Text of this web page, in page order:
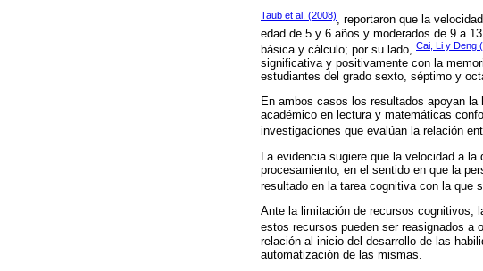
Taub et al. (2008), reportaron que la
edad de 5 y 6 años y moderados de 9 a
básica y cálculo; por su lado, Cai, Li y Deng
significativa y positivamente con la
estudiantes del grado sexto, séptimo y
En ambos casos los resultados apoyan
académico en lectura y matemáticas
investigaciones que evalúan la relación
La evidencia sugiere que la velocidad a
procesamiento, en el sentido en que la
resultado en la tarea cognitiva con la que
Ante la limitación de recursos cognitivos,
estos recursos pueden ser reasignados a
relación al inicio del desarrollo de las
automatización de las mismas.